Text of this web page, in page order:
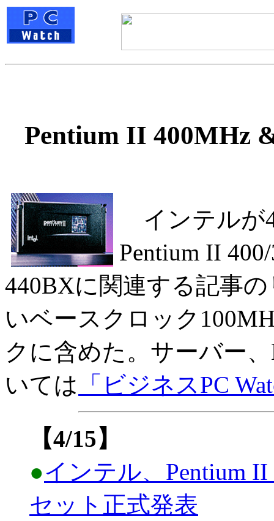
Pentium II 400MHz
インテルが
Pentium II
440BXに関連する記事
いベースクロック
クに含めた。サーバー
いては 「ビジネスPC
【4/15】
●インテル、Pentium
セット正式発表